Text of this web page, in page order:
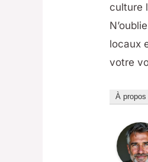
culture
locaux
votre
À propos